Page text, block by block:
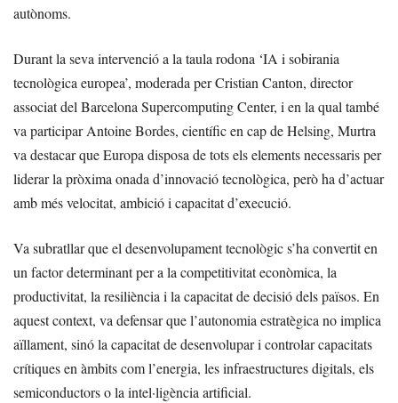
autònoms.
Durant la seva intervenció a la taula rodona ‘IA i sobirania
tecnològica europea’, moderada per Cristian Canton, director
associat del Barcelona Supercomputing Center, i en la qual també
va participar Antoine Bordes, científic en cap de Helsing, Murtra
va destacar que Europa disposa de tots els elements necessaris per
liderar la pròxima onada d’innovació tecnològica, però ha d’actuar
amb més velocitat, ambició i capacitat d’execució.
Va subratllar que el desenvolupament tecnològic s’ha convertit en
un factor determinant per a la competitivitat econòmica, la
productivitat, la resiliència i la capacitat de decisió dels països. En
aquest context, va defensar que l’autonomia estratègica no implica
aïllament, sinó la capacitat de desenvolupar i controlar capacitats
crítiques en àmbits com l’energia, les infraestructures digitals, els
semiconductors o la intel·ligència artificial.